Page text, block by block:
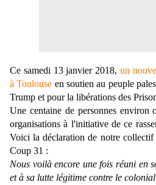
Ce samedi 13 janvier 2018, un
à Toulouse en soutien au peuple
Trump et pour la libérations des
Une centaine de personnes environ
organisations à l'initiative de ce
Voici la déclaration de notre
Coup 31 :
Nous voilà encore une fois réuni en
et à sa lutte légitime contre le